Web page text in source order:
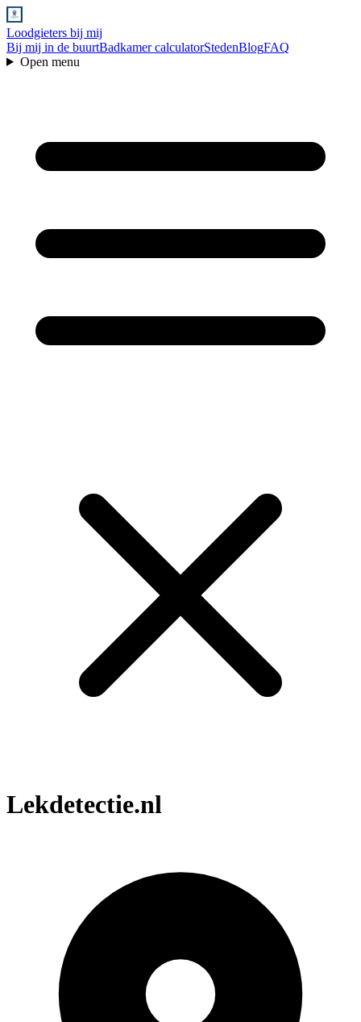
Loodgieters bij mij
Bij mij in de buurtBadkamer calculatorStedenBlogFAQ
Open menu
Lekdetectie.nl